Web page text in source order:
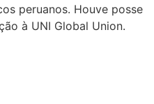
peruanos. Houve posse
à UNI Global Union.